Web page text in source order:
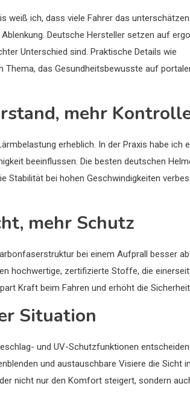
weiß ich, dass viele Fahrer das
Deutsche Hersteller setzen auf
Unterschied sind. Praktische Details wie
Thema, das Gesundheitsbewusste auf
mehr
erheblich. In der Praxis habe ich
beeinflussen. Die besten deutschen
Stabilität bei hohen Geschwindigkeiten
mehr Schutz
bei einem Aufprall besser
hochwertige, zertifizierte Stoffe, die
Kraft beim Fahren und erhöht die
Situation
und UV-Schutzfunktionen
und austauschbare Visiere die Sicht in
nicht nur den Komfort steigert, sondern